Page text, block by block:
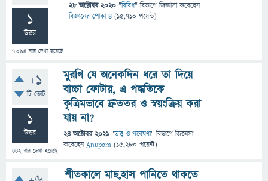
1
উত্তর
7,094 বার দেখা হয়েছে
28 অক্টোবর 2020 "বিবিধ" বিভাগে জিজ্ঞাসাকরেছেন
বিজ্ঞানের পোকা ৪ (15,710 পয়েন্ট)
+1
টি ভোট
1
উত্তর
442বার দেখা হয়েছে
মুরগি যে অনেকদিন ধরে তা দিয়ে
বাচ্চা ফোটায়, এ পদ্ধতিকে
কৃত্রিমভাবে দ্রুততর ও স্বয়ংক্রিয় করা
যায় না?
24 অক্টোবর 2021 "তত্ত্ব ও গবেষণা" বিভাগে জিজ্ঞাসা
করেছেনAnupom (15,280 পয়েন্ট)
শীতকালে মাছ,হাস পানিতে থাকতে